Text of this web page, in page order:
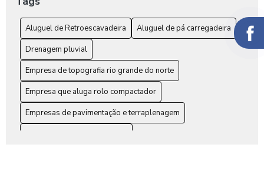
Como Calcular Orçamento de Terraplanagem de Forma
Como Elaborar um Orçamento de Terraplanagem Eficiente
para seu Projeto
Como Garantir uma Drenagem Eficiente de Águas Pluviais
para Proteger Sua Propriedade
Dicas essenciais para escolher o aluguel ideal de pá
carregadeira e melhorar sua obra
Aluguel de Retroescavadeira
Aluguel de pá carregadeira
Drenagem pluvial
Empresa de topografia rio grande do norte
Empresa que aluga rolo compactador
Empresas de pavimentação e terraplenagem